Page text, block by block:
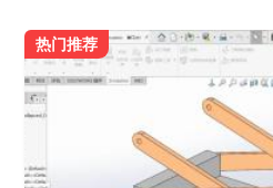
热门推荐